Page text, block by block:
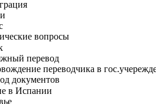
вопросы
перевод
переводчика в
документов
в Испании